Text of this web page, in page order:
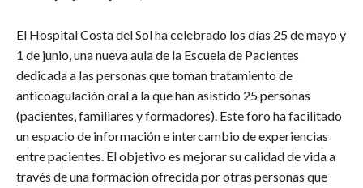
El Hospital Costa del Sol ha celebrado los días 25 de mayo y
1 de junio, una nueva aula de la Escuela de Pacientes
dedicada a las personas que toman tratamiento de
anticoagulación oral a la que han asistido 25 personas
(pacientes, familiares y formadores). Este foro ha facilitado
un espacio de información e intercambio de experiencias
entre pacientes. El objetivo es mejorar su calidad de vida a
través de una formación ofrecida por otras personas que